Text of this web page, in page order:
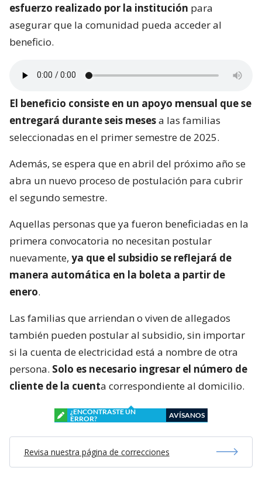
esfuerzo realizado por la institución para
asegurar que la comunidad pueda acceder al
beneficio.
El beneficio consiste en un apoyo mensual que se
entregará durante seis mesesa las familias
seleccionadas en el primer semestre de 2025.
Además, se espera que en abril del próximo año se
abra un nuevo proceso de postulación para cubrir
el segundo semestre.
Aquellas personas que ya fueron beneficiadas en la
primera convocatoria no necesitan postular
nuevamente, ya que el subsidio se reflejará de
manera automática en la boleta a partir de
enero.
Las familias que arriendan o viven de allegados
también pueden postular al subsidio, sin importar
si la cuenta de electricidad está a nombre de otra
persona. Solo es necesario ingresar el número de
cliente de la cuenta correspondiente al domicilio.
¿ENCONTRASTE UN
ERROR?
AVÍSANOS
Revisa nuestra página de correcciones